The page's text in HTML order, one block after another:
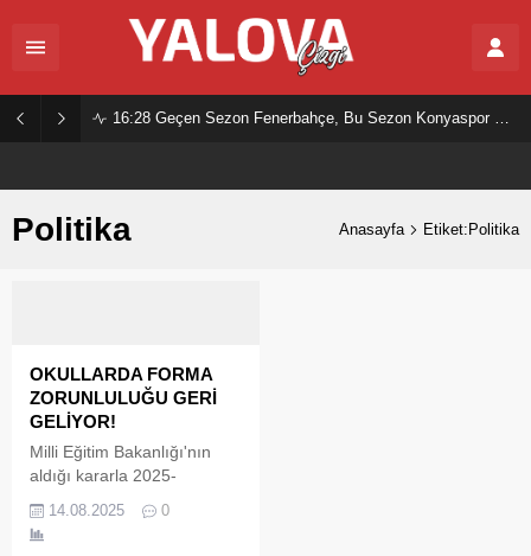
16:28 Geçen Sezon Fenerbahçe, Bu Sezon Konyaspor Mu?
Politika Anasayfa Etiket:Politika
OKULLARDA FORMA
ZORUNLULUĞU GERİ
GELİYOR!
Milli Eğitim Bakanlığı'nın
aldığı kararla 2025-
tekrar forma giyilecek. Milli
Eğitim Bakanı Yusuf Tekin,
14.08.2025 0